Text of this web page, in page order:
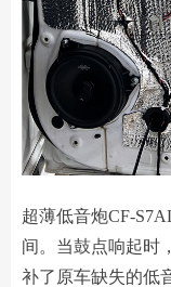
超薄低音炮CF-
间。当鼓点响起时
补了原车缺失的低